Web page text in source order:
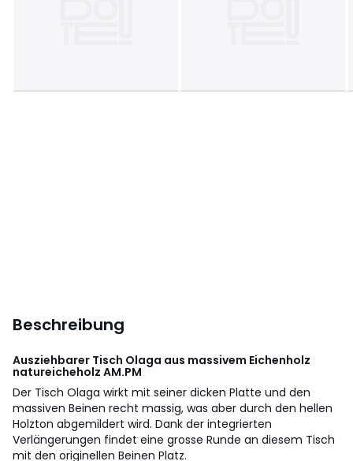
Beschreibung
Ausziehbarer Tisch Olaga aus massivem Eichenholz
natureicheholz AM.PM
Der Tisch Olaga wirkt mit seiner dicken Platte und den
massiven Beinen recht massig, was aber durch den hellen
Holzton abgemildert wird. Dank der integrierten
Verlängerungen findet eine grosse Runde an diesem Tisch
mit den originellen Beinen Platz.